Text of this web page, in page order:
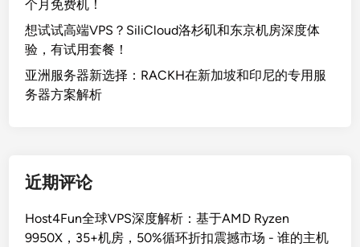
个月免费机！
想试试高端VPS？SiliCloud洛杉矶和东京机房深度体
验，有试用套餐！
亚洲服务器新选择：RACKH在新加坡和印尼的专用服
务器方案解析
近期评论
Host4Fun全球VPS深度解析：基于AMD Ryzen
9950X，35+机房，50%循环折扣震撼市场 - 谁的主机